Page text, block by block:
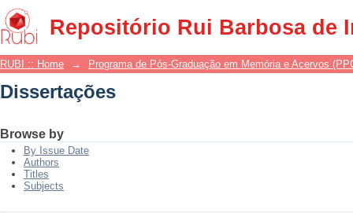
Repositório Rui Barbosa de
Dissertações
RUBI :: Home → Programa de Pós-Graduação em Memória e Acervos
Dissertações
Browse by
By Issue Date
Authors
Titles
Subjects